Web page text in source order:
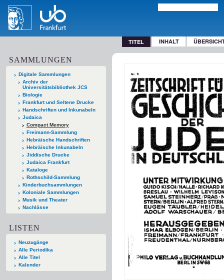
TITEL INHALT
SAMMLUNGEN
Digitale Sammlungen
Archiv der
Universitätsbibliothek JCS
Biologie
Frankfurt und Seltene Drucke
Handschriften und Inkunabeln
Judaica
Compact Memory
Freimann-Sammlung
Hebräische Handschriften
Hebräische Inkunabeln
Jiddische Drucke
Judaica Frankfurt
Kataloge
Rothschild-Sammlung
Kinderbuchsammlungen
Koloniale Sammlungen
Musik und Theater
Nachlässe
LISTEN
Neuzugänge
Alle Periodika
Alle Titel
Kalender